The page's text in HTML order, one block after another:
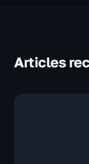
Articles